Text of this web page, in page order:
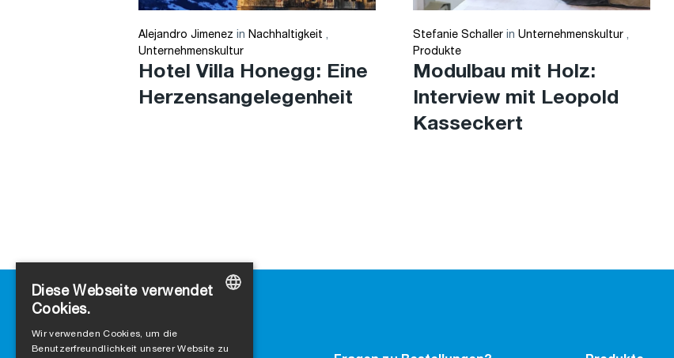
Alejandro Jimenez in Nachhaltigkeit ,
Unternehmenskultur
Hotel Villa Honegg: Eine
Herzensangelegenheit
Stefanie Schallerin Unternehmenskultur,
Produkte
Modulbau mit Holz:
Interview mit Leopold
Kasseckert
ENGLISH
Diese Webseite verwendet
Cookies.
Wir verwenden Cookies, um die
Benutzerfreundlichkeit unserer Website zu